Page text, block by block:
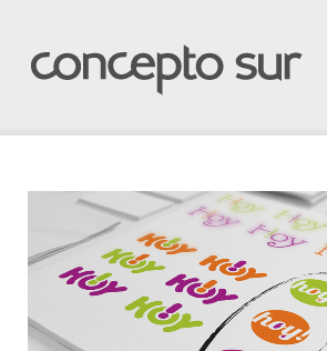
PERFIL
HABLEMOS
IN ENGLISH